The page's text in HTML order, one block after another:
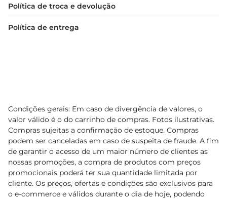
Política de troca e devolução
Política de entrega
Condições gerais: Em caso de divergência de valores, o
valor válido é o do carrinho de compras. Fotos ilustrativas.
Compras sujeitas a confirmação de estoque. Compras
podem ser canceladas em caso de suspeita de fraude. A fim
de garantir o acesso de um maior número de clientes as
nossas promoções, a compra de produtos com preços
promocionais poderá ter sua quantidade limitada por
cliente. Os preços, ofertas e condições são exclusivos para
o e-commerce e válidos durante o dia de hoje, podendo